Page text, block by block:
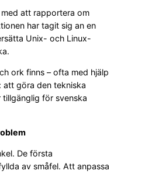
att rapportera om
har tagit sig an en
Unix- och Linux-
ork finns – ofta med hjälp
göra den tekniska
för svenska
De första
av småfel. Att anpassa